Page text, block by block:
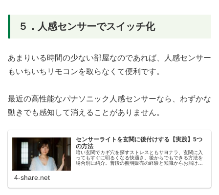
５．人感センサーでスイッチ化
あまりいる時間の少ない部屋なのであれば、人感センサー
もいちいちリモコンを取らなくて便利です。
最近の高性能なパナソニック人感センサーなら、わずかな
動きでも感知して消えることがありません。
センサーライトを玄関に後付けする【実践】5つ
の方法
暗い玄関でカギ穴を探すストレスともサヨナラ、玄関に入
ってもすぐに明るくなる快適さ。後からでもできる方法を
場合別に紹介。普段の照明販売の経験と知識からお届けし
4-share.net